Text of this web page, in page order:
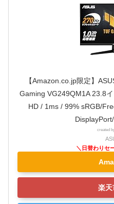
【Amazon.co.jp限定】
Gaming VG249QM1A 23.8
HD / 1ms / 99% sRGB/
created
楽天